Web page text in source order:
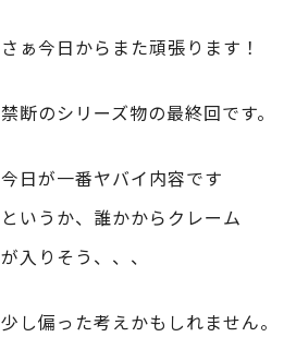
さぁ今日からまた頑張ります！
禁断のシリーズ物の最終回です。
今日が一番ヤバイ内容です
というか、誰かからクレーム
が入りそう、、、
少し偏った考えかもしれません。